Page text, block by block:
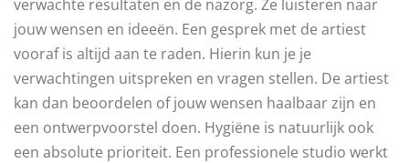
verwachte resultaten en de nazorg. Ze luisteren naar
jouw wensen en ideeën. Een gesprek met de artiest
vooraf is altijd aan te raden. Hierin kun je je
verwachtingen uitspreken en vragen stellen. De artiest
kan dan beoordelen of jouw wensen haalbaar zijn en
een ontwerpvoorstel doen. Hygiëne is natuurlijk ook
een absolute prioriteit. Een professionele studio werkt